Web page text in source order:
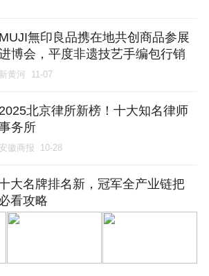
MUJI無印良品携在地共创商品参展
博会，平度非遗技艺手编包行销
全国
新黄河 11-07
2025北京律所新榜！十大知名律师
务所
安徽商报 10-28
大名牌排名新，冠军全产业链把
看攻略